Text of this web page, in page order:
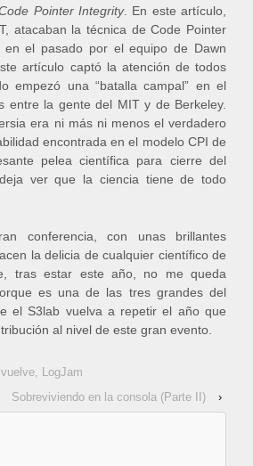
Pointer Integrity. En este artículo,
atacaban la técnica de Code Pointer
en el pasado por el equipo de Dawn
artículo captó la atención de todos
empezó una “batalla campal” en el
entre la gente del MIT y de Berkeley.
era ni más ni menos el verdadero
encontrada en el modelo CPI de
pelea científica para cierre del
ver que la ciencia tiene de todo
conferencia, con unas brillantes
la delicia de cualquier científico de
tras estar este año, no me queda
es una de las tres grandes del
el S3lab vuelva a repetir el año que
al nivel de este gran evento.
LogJam
Sobreviviendo en la consola (Parte II)
›